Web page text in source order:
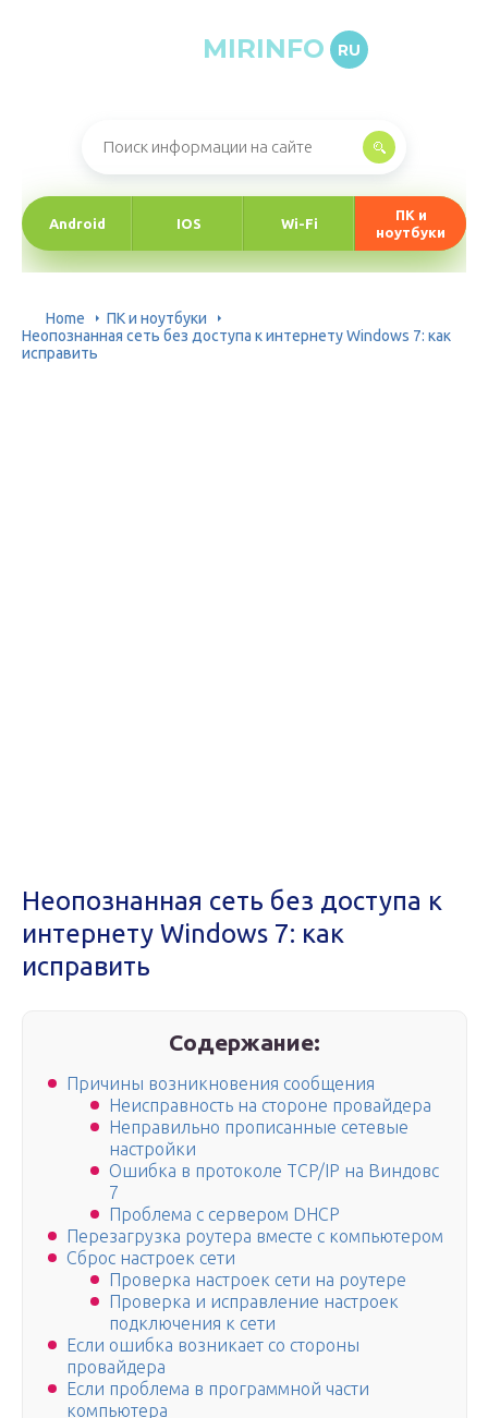
MIRINFO RU
Android IOS Wi-Fi
ПК и
ноутбуки
Home
ПК и ноутбуки
Неопознанная сеть без доступа к интернету Windows 7: как
исправить
Неопознанная сеть без доступа к
интернету Windows 7: как
исправить
Содержание:
Причины возникновения сообщения
Неисправность на стороне провайдера
Неправильно прописанные сетевые
настройки
Ошибка в протоколе TCP/IP на Виндовс
7
Проблема с сервером DHCP
Перезагрузка роутера вместе с компьютером
Сброс настроек сети
Проверка настроек сети на роутере
Проверка и исправление настроек
подключения к сети
Если ошибка возникает со стороны
провайдера
Если проблема в программной части
компьютера